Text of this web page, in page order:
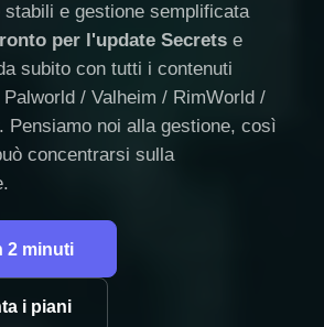
stabili e gestione semplificata
per l'update Secrets e
subito con tutti i contenuti
/ Valheim / RimWorld /
Pensiamo noi alla gestione, così
concentrarsi sulla
2 minuti
i piani